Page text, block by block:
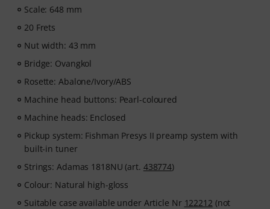
Scale: 648 mm
20 Frets
Nut width: 43 mm
Bridge: Ovangkol
Rosette: Abalone/Ivory/ABS
Machine head buttons: Pearl-coloured
Machine heads: Enclosed
Pickup system: Fishman Presys II preamp system with
built-in tuner
Strings: Adamas 1818NU (art. 438774)
Colour: Natural high-gloss
Suitable case available under Article Nr 122212 (not